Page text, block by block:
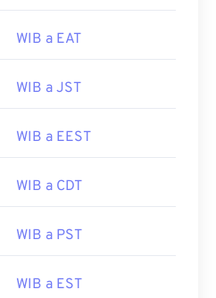
WIB a EAT
WIB a JST
WIB a EEST
WIB a CDT
WIB a PST
WIB a EST